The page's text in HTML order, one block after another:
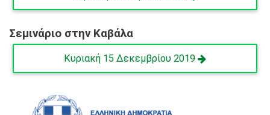
Σεμινάριο στην Καβάλα
Κυριακή 15 Δεκεμβρίου 2019